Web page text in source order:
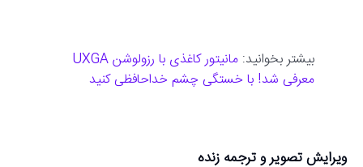
بیشتر بخوانید:
مانیتور کاغذی با رزولوشن UXGA
معرفی شد! با خستگی چشم خداحافظی کنید
ویرایش تصویر و ترجمه زنده